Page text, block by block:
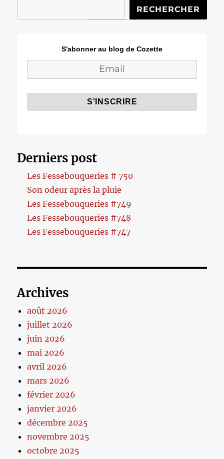
RECHERCHER
S'abonner au blog de Cozette
Derniers post
Les Fessebouqueries # 750
Son odeur après la pluie
Les Fessebouqueries #749
Les Fessebouqueries #748
Les Fessebouqueries #747
Archives
août 2026
juillet 2026
juin 2026
mai 2026
avril 2026
mars 2026
février 2026
janvier 2026
décembre 2025
novembre 2025
octobre 2025